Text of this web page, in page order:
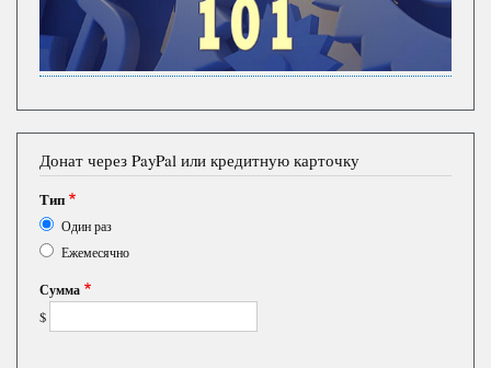
Донат через PayPal или кредитную карточку
Тип
Один раз
Ежемесячно
Сумма
$